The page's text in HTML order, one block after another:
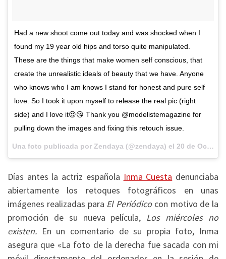
Had a new shoot come out today and was shocked when I
found my 19 year old hips and torso quite manipulated.
These are the things that make women self conscious, that
create the unrealistic ideals of beauty that we have. Anyone
who knows who I am knows I stand for honest and pure self
love. So I took it upon myself to release the real pic (right
side) and I love it😍😘 Thank you @modelistemagazine for
pulling down the images and fixing this retouch issue.
Una foto publicada por Zendaya (@zendaya) el 20 de Oct de 2015 a la(s) 7:49 PDT
Días antes la actriz española Inma Cuesta denunciaba
abiertamente los retoques fotográficos en unas
imágenes realizadas para El Periódicocon motivo de la
promoción de su nueva película, Los miércoles no
existen. En un comentario de su propia foto, Inma
asegura que «La foto de la derecha fue sacada con mi